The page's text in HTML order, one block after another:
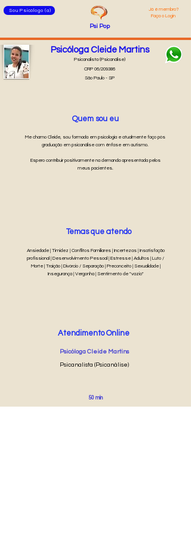
PsiPop
Sou Psicólogo (a) Já é membro?
Faça o Login
Psicóloga Cleide Martins
CRP 06/209386
São Paulo - SP
Psicanalista (Psicanálise)
Quem sou eu
Me chamo Cleide, sou formada em psicologia e atualmente faço pós
graduação em psicanálise com ênfase em autismo.
Espero contribuir positivamente na demanda apresentada pelos
meus pacientes.
Temas que atendo
Ansiedade | Timidez | Conflitos Familiares | Incertezas | Insatisfação
profissional | Desenvolvimento Pessoal | Estresse | Adultos | Luto /
Morte | Traição | Divórcio / Separação | Preconceito | Sexualidade |
Insegurança | Vergonha | Sentimento de "vazio"
Atendimento Online
Psicóloga Cleide Martins
Psicanalista (Psicanálise)
50 min